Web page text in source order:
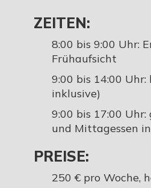
ZEITEN:
8:00 bis 9:00 Uhr:
Frühaufsicht
9:00 bis 14:00
inklusive)
9:00 bis 17:00
und Mittagessen
PREISE:
250 € pro Woche,